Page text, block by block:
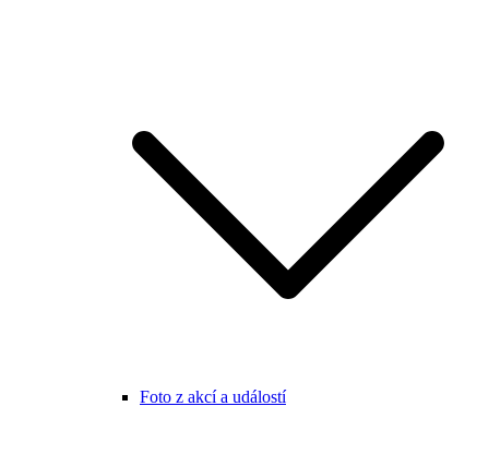
Foto z akcí a událostí